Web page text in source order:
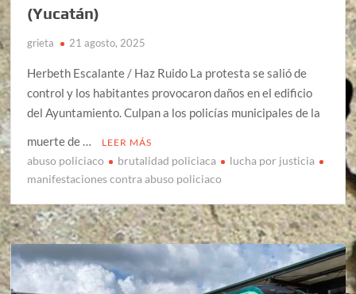
(Yucatán)
grieta 21 agosto, 2025
Herbeth Escalante / Haz Ruido La protesta se salió de
control y los habitantes provocaron daños en el edificio
del Ayuntamiento. Culpan a los policías municipales de la
muerte de …
LEER MÁS
abuso policiaco brutalidad policiaca
lucha por justicia
manifestaciones contra abuso policiaco